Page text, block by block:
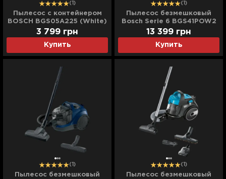
(1)
Пылесос с контейнером
BOSCH BGS05A225 (White)
Купить
3 799 грн
(1)
Пылесос безмешковый
Bosch Serie 6 BGS41POW2
(Black)
Купить
13 399 грн
(1)
Пылесос безмешковый
(1)
Пылесос безмешковый